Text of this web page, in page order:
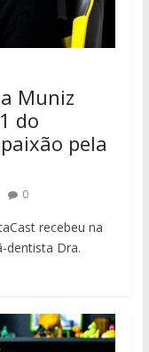
Muniz
do
pela
0
recebeu na
dentista Dra.